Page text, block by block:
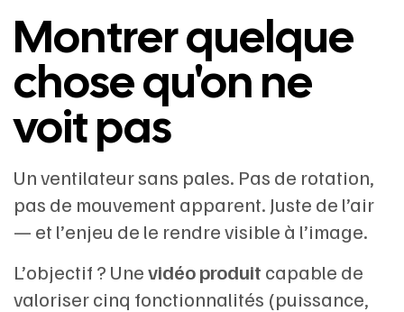
Montrer quelque
chose qu'on ne
voit pas
Un ventilateur sans pales. Pas de rotation,
pas de mouvement apparent. Juste de l’air
— et l’enjeu de le rendre visible à l’image.
L’objectif ? Unevidéo produit capable de
valoriser cinq fonctionnalités (puissance,